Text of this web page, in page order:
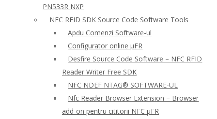
PN533R NXP
NFC RFID SDK Source Code Software Tools
Apdu Comenzi Software-ul
Configurator online μFR
Desfire Source Code Software – NFC RFID
Reader Writer Free SDK
NFC NDEF NTAG® SOFTWARE-UL
Nfc Reader Browser Extension – Browser
add-on pentru cititorii NFC μFR